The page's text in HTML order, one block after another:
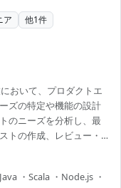
ア 他1件
おいて、プロダクトエ
ズの特定や機能の設計
のニーズを分析し、最
トの作成、レビュー・
テムアラート対応も行
で柔軟な働き方が可能
・Scala ・Node.js ・